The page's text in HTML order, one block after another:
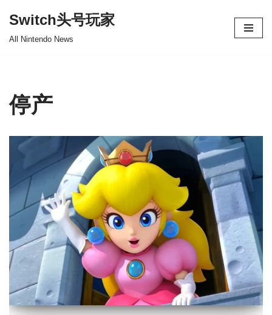
Switch头号玩家
All Nintendo News
停产